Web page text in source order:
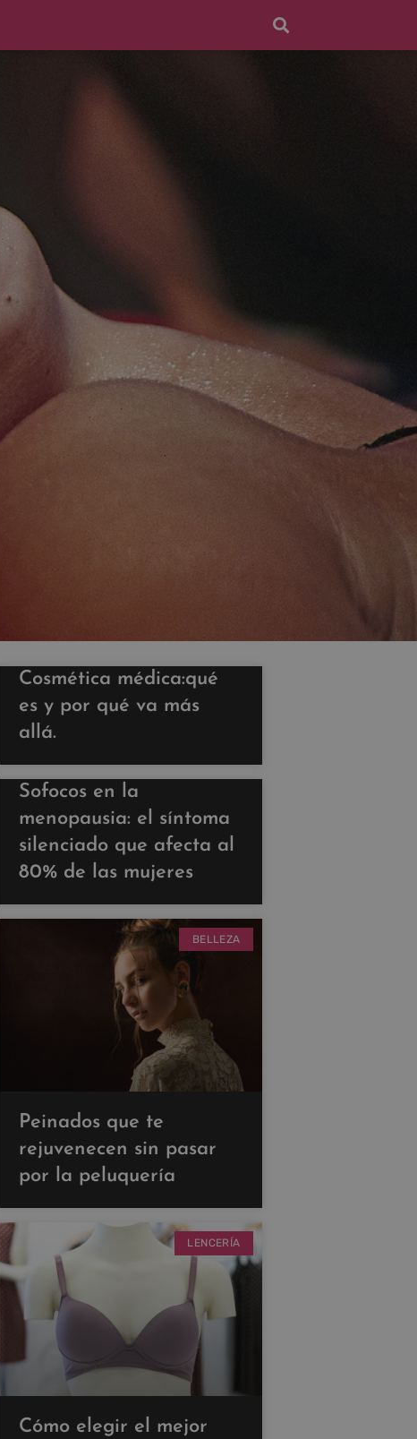
Cosmética médica:qué
es y por qué va más
allá.
Sofocos en la
menopausia: el síntoma
silenciado que afecta al
80% de las mujeres
BELLEZA
Peinados que te
rejuvenecen sin pasar
por la peluquería
LENCERÍA
Cómo elegir el mejor